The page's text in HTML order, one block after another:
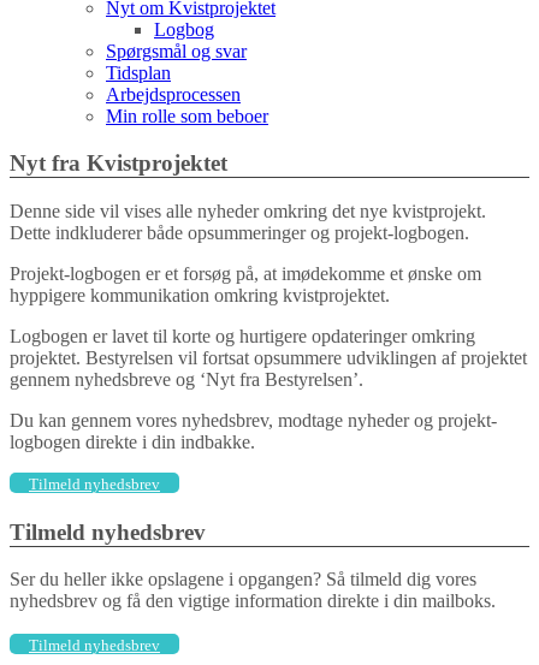
Nyt om Kvistprojektet
Logbog
Spørgsmål og svar
Tidsplan
Arbejdsprocessen
Min rolle som beboer
Nyt fra Kvistprojektet
Denne side vil vises alle nyheder omkring det nye kvistprojekt.
Dette indkluderer både opsummeringer og projekt-logbogen.
Projekt-logbogen er et forsøg på, at imødekomme et ønske om
hyppigere kommunikation omkring kvistprojektet.
Logbogen er lavet til korte og hurtigere opdateringer omkring
projektet. Bestyrelsen vil fortsat opsummere udviklingen af projektet
gennem nyhedsbreve og ‘Nyt fra Bestyrelsen’.
Du kan gennem vores nyhedsbrev, modtage nyheder og projekt-
logbogen direkte i din indbakke.
Tilmeld nyhedsbrev
Tilmeld nyhedsbrev
Ser du heller ikke opslagene i opgangen? Så tilmeld dig vores
nyhedsbrev og få den vigtige information direkte i din mailboks.
Tilmeld nyhedsbrev